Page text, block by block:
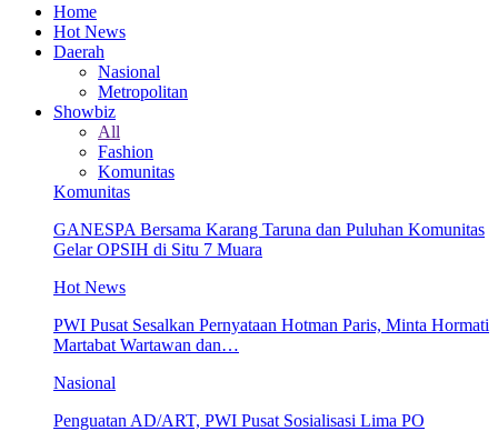
Home
Hot News
Daerah
Nasional
Metropolitan
Showbiz
All
Fashion
Komunitas
Komunitas
GANESPA Bersama Karang Taruna dan Puluhan Komunitas
Gelar OPSIH di Situ 7 Muara
Hot News
PWI Pusat Sesalkan Pernyataan Hotman Paris, Minta Hormati
Martabat Wartawan dan…
Nasional
Penguatan AD/ART, PWI Pusat Sosialisasi Lima PO